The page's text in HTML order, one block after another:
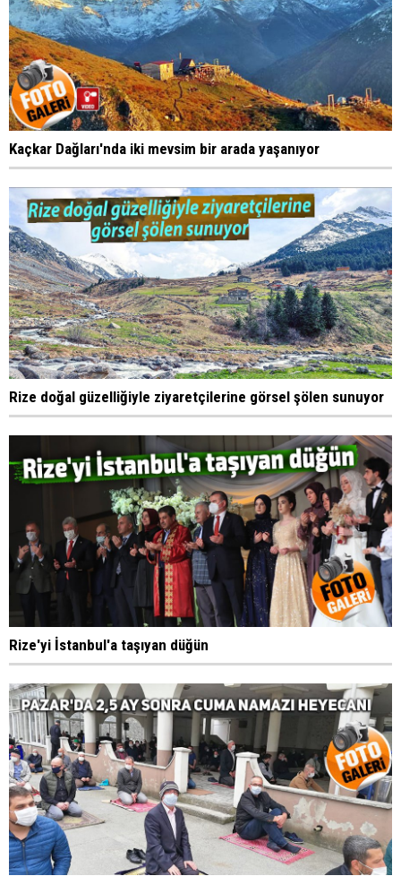
Kaçkar Dağları'nda iki mevsim bir arada yaşanıyor
Rize doğal güzelliğiyle ziyaretçilerine görsel şölen sunuyor
Rize'yi İstanbul'a taşıyan düğün